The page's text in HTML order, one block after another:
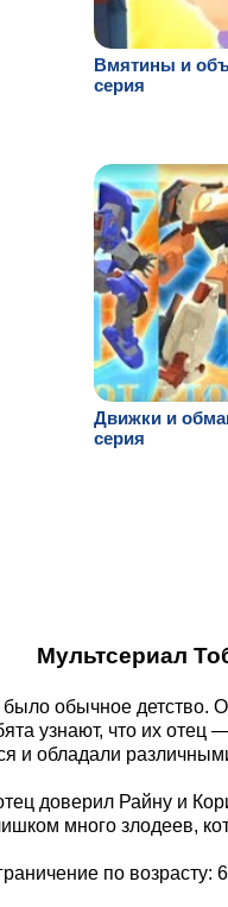
Вмятины и
серия
Движки и
серия
Мультсериал
обычное детство.
узнают, что их отец
и обладали
доверил Райну и
много злодеев,
по